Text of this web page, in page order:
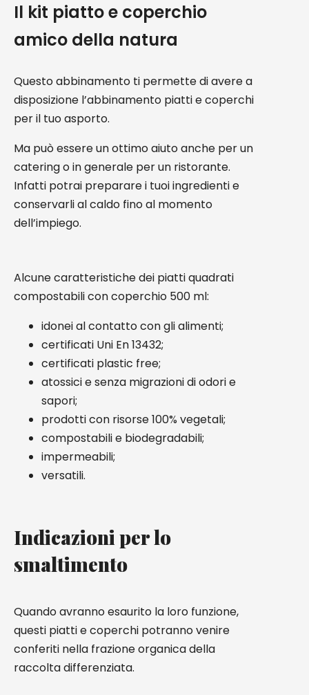
Il kit piatto e coperchio
amico della natura
Questo abbinamento ti permette di avere a
disposizione l’abbinamento piatti e coperchi
per il tuo asporto.
Ma può essere un ottimo aiuto anche per un
catering o in generale per un ristorante.
Infatti potrai preparare i tuoi ingredienti e
conservarli al caldo fino al momento
dell’impiego.
Alcune caratteristiche dei piatti quadrati
compostabili con coperchio 500 ml:
idonei al contatto con gli alimenti;
certificati Uni En 13432;
certificati plastic free;
atossici e senza migrazioni di odori e
sapori;
prodotti con risorse 100% vegetali;
compostabili e biodegradabili;
impermeabili;
versatili.
Indicazioni per lo
smaltimento
Quando avranno esaurito la loro funzione,
questi piatti e coperchi potranno venire
conferiti nella frazione organica della
raccolta differenziata.